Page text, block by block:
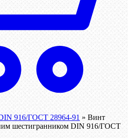
916/ГОСТ 28964-91 » Винт
шестигранником DIN 916/ГОСТ